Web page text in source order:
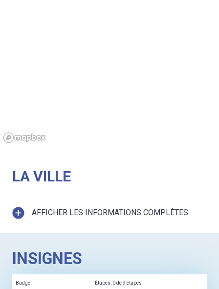
LA VILLE
AFFICHER LES INFORMATIONS COMPLÈTES
INSIGNES
Badge Étapes: 0 de 9 étapes